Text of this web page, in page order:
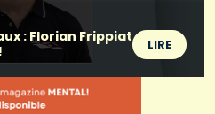
: Florian Frippiat
LIRE